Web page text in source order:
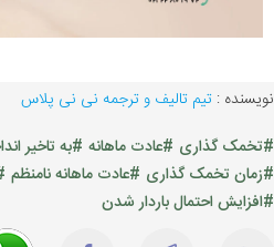
نویسنده : تیم تالیف و ترجمه نی نی پلاس
#تخمک گذاری #عادت ماهانه #به تاخیر
#زمان تخمک گذاری #عادت ماهانه نامنظم
#افزایش احتمال باردار شدن